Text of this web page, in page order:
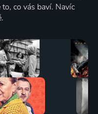
co vás baví. Navíc